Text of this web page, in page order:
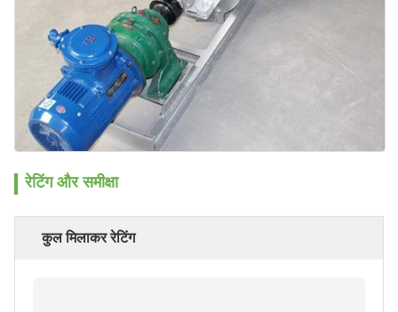
रेटिंग और समीक्षा
कुल मिलाकर रेटिंग